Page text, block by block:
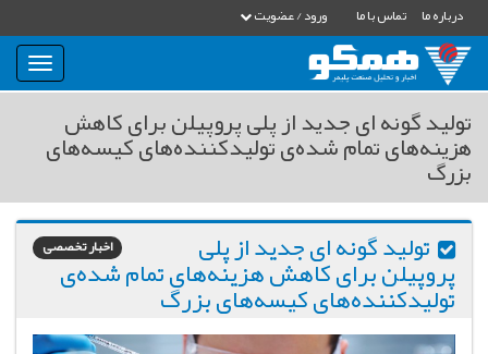
درباره ما تماس با ما ورود / عضویت
بار
و
تولید گونه ای جدید از پلی پروپیلن برای کاهش
هزینه‌های تمام شده‌ی تولیدکننده‌های کیسه‌های
بزرگ
اخبار تخصصی تولید گونه ای جدید از پلی
پروپیلن برای کاهش هزینه‌های تمام شده‌ی
تولیدکننده‌های کیسه‌های بزرگ